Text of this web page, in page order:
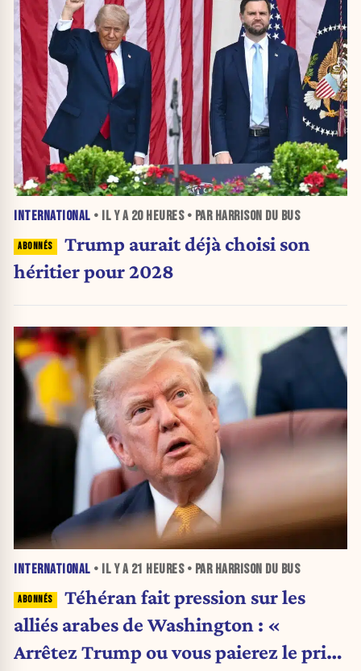
INTERNATIONAL • IL Y A 20 HEURES• PAR HARRISON DU BUS
Trump aurait déjà choisi son
héritier pour 2028
INTERNATIONAL • IL Y A 21 HEURES• PAR HARRISON DU BUS
Téhéran fait pression sur les
alliés arabes de Washington : «
Arrêtez Trump ou vous paierez le prix